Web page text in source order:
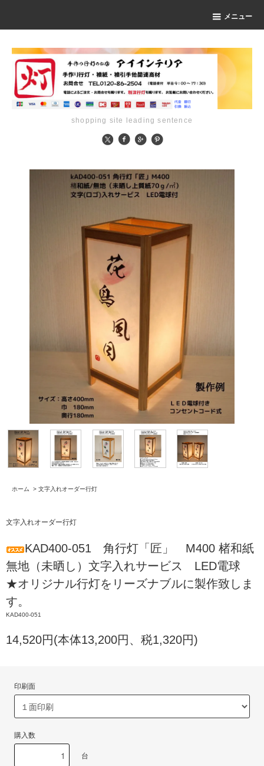
メニュー
shopping site leading sentence
ホーム > 文字入れオーダー行灯
文字入れオーダー行灯
KAD400-051 角行灯「匠」 M400 楮和紙
無地（未晒し）文字入れサービス LED電球
★オリジナル行灯をリーズナブルに製作致しま
す。
KAD400-051
14,520円(本体13,200円、税1,320円)
印刷面
購入数
台